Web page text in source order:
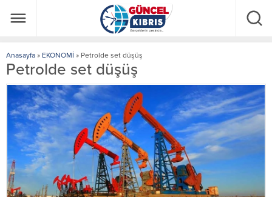
Anasayfa » EKONOMİ » Petrolde set düşüş
Petrolde set düşüş